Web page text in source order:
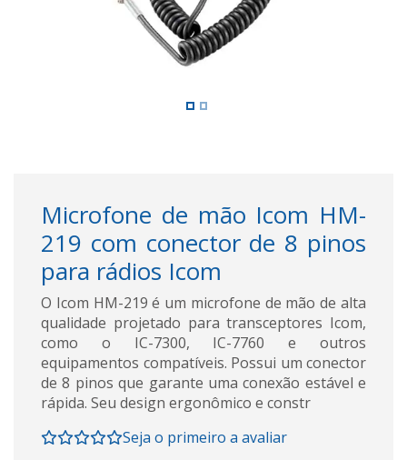
Microfone de mão Icom HM-
219 com conector de 8 pinos
para rádios Icom
O Icom HM-219 é um microfone de mão de alta
qualidade projetado para transceptores Icom,
como o IC-7300, IC-7760 e outros
equipamentos compatíveis. Possui um conector
de 8 pinos que garante uma conexão estável e
rápida. Seu design ergonômico e constr
Seja o primeiro a avaliar